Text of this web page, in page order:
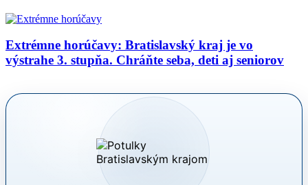
Extrémne horúčavy: Bratislavský kraj je vo
výstrahe 3. stupňa. Chráňte seba, deti aj seniorov